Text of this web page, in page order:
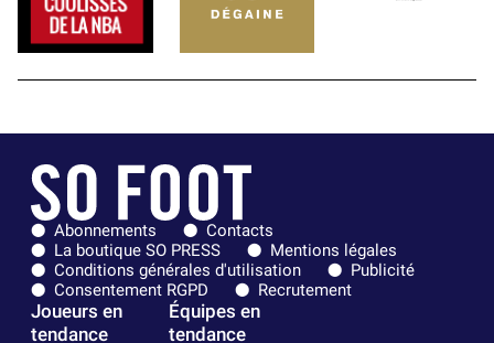
Abonnements
Contacts
La boutique SO PRESS
Mentions légales
Conditions générales d'utilisation
Publicité
Consentement RGPD
Recrutement
Joueurs en
tendance
Équipes en
tendance